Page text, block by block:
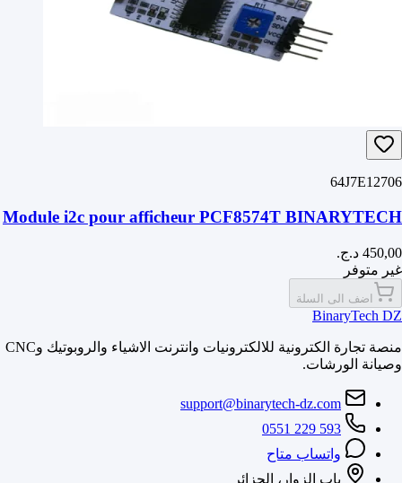
64J7E12706
Module i2c pour afficheur PCF8574T BINARYTECH
غير متوفر
اضف الى السلة
BinaryTech DZ
منصة تجارة الكترونية للالكترونيات وانترنت الاشياء والروبوتيك وCNC
وصيانة الورشات.
support@binarytech-dz.com
0551 229 593
واتساب متاح
باب الزوار، الجزائر